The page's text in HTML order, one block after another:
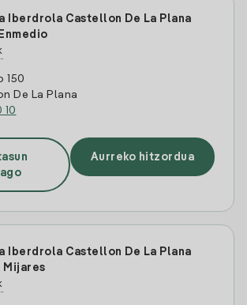
Iberdrola Castellon De La Plana
150
De La Plana
10
Aurreko hitzordua
Iberdrola Castellon De La Plana
Mijares